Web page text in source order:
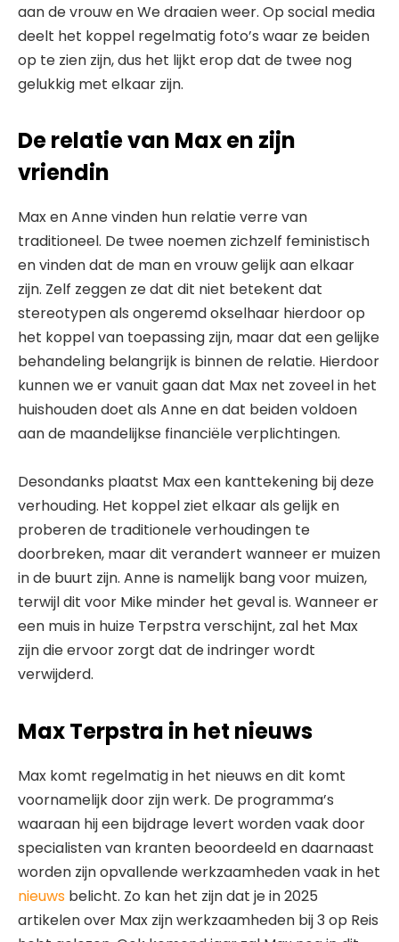
aan de vrouw en We draaien weer. Op social media
deelt het koppel regelmatig foto’s waar ze beiden
op te zien zijn, dus het lijkt erop dat de twee nog
gelukkig met elkaar zijn.
De relatie van Max en zijn
vriendin
Max en Anne vinden hun relatie verre van
traditioneel. De twee noemen zichzelf feministisch
en vinden dat de man en vrouw gelijk aan elkaar
zijn. Zelf zeggen ze dat dit niet betekent dat
stereotypen als ongeremd okselhaar hierdoor op
het koppel van toepassing zijn, maar dat een gelijke
behandeling belangrijk is binnen de relatie. Hierdoor
kunnen we er vanuit gaan dat Max net zoveel in het
huishouden doet als Anne en dat beiden voldoen
aan de maandelijkse financiële verplichtingen.
Desondanks plaatst Max een kanttekening bij deze
verhouding. Het koppel ziet elkaar als gelijk en
proberen de traditionele verhoudingen te
doorbreken, maar dit verandert wanneer er muizen
in de buurt zijn. Anne is namelijk bang voor muizen,
terwijl dit voor Mike minder het geval is. Wanneer er
een muis in huize Terpstra verschijnt, zal het Max
zijn die ervoor zorgt dat de indringer wordt
verwijderd.
Max Terpstra in het nieuws
Max komt regelmatig in het nieuws en dit komt
voornamelijk door zijn werk. De programma’s
waaraan hij een bijdrage levert worden vaak door
specialisten van kranten beoordeeld en daarnaast
worden zijn opvallende werkzaamheden vaak in het
nieuws belicht. Zo kan het zijn dat je in 2025
artikelen over Max zijn werkzaamheden bij 3 op Reis